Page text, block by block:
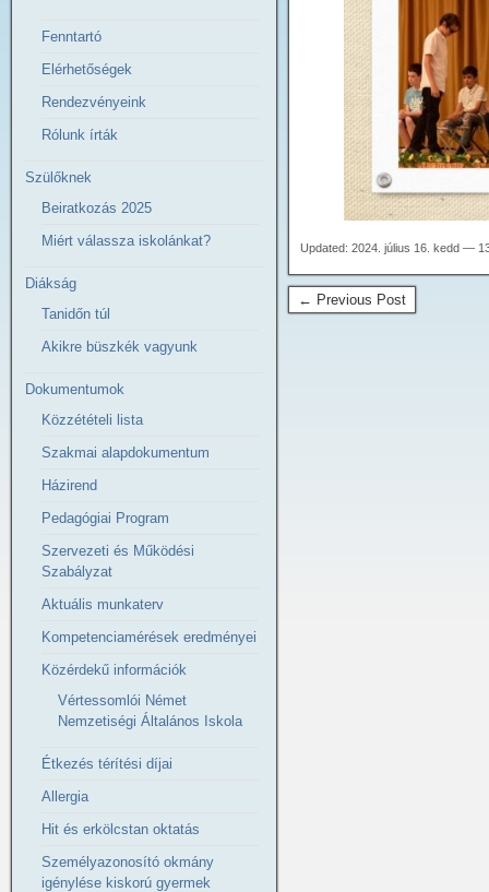
Updated: 2024. július 16. kedd —
← Previous Post
Fenntartó
Elérhetőségek
Rendezvényeink
Rólunk írták
Szülőknek
Beiratkozás 2025
Miért válassza iskolánkat?
Diákság
Tanidőn túl
Akikre büszkék vagyunk
Dokumentumok
Közzétételi lista
Szakmai alapdokumentum
Házirend
Pedagógiai Program
Szervezeti és Működési
Szabályzat
Aktuális munkaterv
Kompetenciamérések eredményei
Közérdekű információk
Vértessomlói Német
Nemzetiségi Általános Iskola
Étkezés térítési díjai
Allergia
Hit és erkölcstan oktatás
Személyazonosító okmány
igénylése kiskorú gyermek